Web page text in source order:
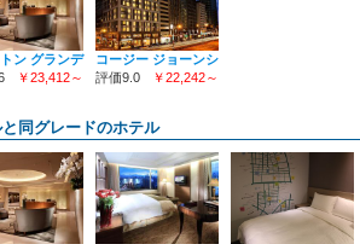
ン グランデ
￥23,412～
コージー ジョーンシ
評価9.0
￥22,242～
同グレードのホテル